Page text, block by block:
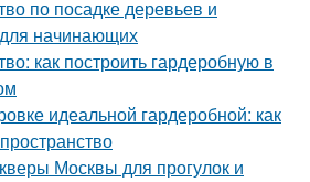
по посадке деревьев и
начинающих
как построить гардеробную в
идеальной гардеробной: как
Москвы для прогулок и